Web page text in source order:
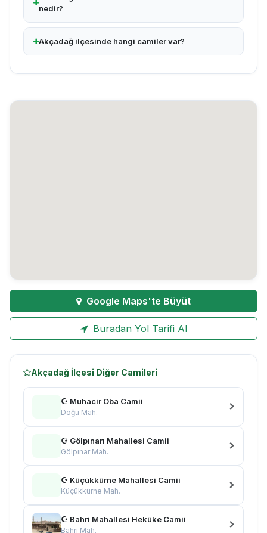
nedir?
Akçadağ ilçesinde hangi camiler var?
Google Maps'te Büyüt
Buradan Yol Tarifi Al
Akçadağ İlçesi Diğer Camileri
☪ Muhacir Oba Camii
Doğu Mah.
☪ Gölpınarı Mahallesi Camii
Gölpınar Mah.
☪ Küçükkürne Mahallesi Camii
Küçükkürne Mah.
☪ Bahri Mahallesi Heküke Camii
Bahri Mah.